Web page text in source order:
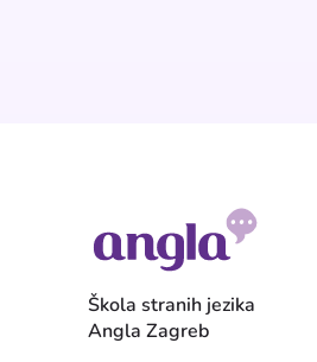
Škola stranih jezika
Angla Zagreb